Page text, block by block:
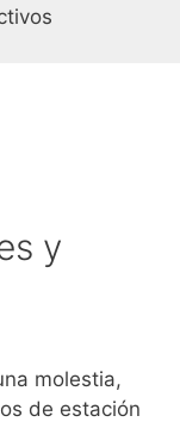
y
molestia,
de estación